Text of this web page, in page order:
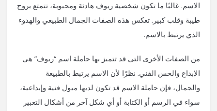
الاسم. غالبًا ما تكون شخصية ريوف هادئة ومحبوبة، تتمتع بروح
طيبة وقلب كبير. تعكس هذه الصفات الجمال الطبيعي والهدوء
الذي يرتبط بالاسم.
من الصفات الأخرى التي قد تتميز بها حاملة اسم “ريوف” هي
الإبداع والحس الفني. نظرًا لأن الاسم يرتبط بالطبيعة
والجمال، فإن حاملة الاسم قد تكون لديها ميول فنية وإبداعية،
سواء في الرسم أو الكتابة أو أي شكل آخر من أشكال التعبير